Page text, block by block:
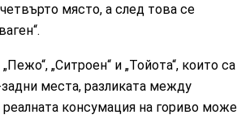
място, а след това се
„Ситроен“ и „Тойота“, които са
места, разликата между
реалната консумация на гориво може